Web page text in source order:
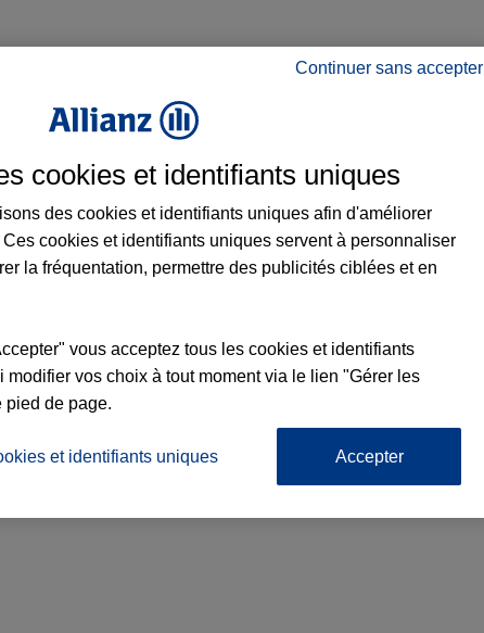
Continuer sans accepter
cookies et identifiants uniques
des cookies et identifiants uniques afin d'améliorer
cookies et identifiants uniques servent à personnaliser
la fréquentation, permettre des publicités ciblées et en
vous acceptez tous les cookies et identifiants
modifier vos choix à tout moment via le lien "Gérer les
pied de page.
et identifiants uniques Accepter